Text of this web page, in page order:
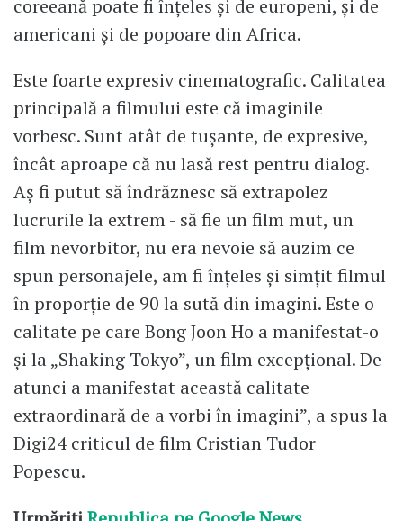
coreeană poate fi înțeles și de europeni, și de
americani și de popoare din Africa.
Este foarte expresiv cinematografic. Calitatea
principală a filmului este că imaginile
vorbesc. Sunt atât de tușante, de expresive,
încât aproape că nu lasă rest pentru dialog.
Aș fi putut să îndrăznesc să extrapolez
lucrurile la extrem - să fie un film mut, un
film nevorbitor, nu era nevoie să auzim ce
spun personajele, am fi înțeles și simțit filmul
în proporție de 90 la sută din imagini. Este o
calitate pe care Bong Joon Ho a manifestat-o
și la „Shaking Tokyo”, un film excepțional. De
atunci a manifestat această calitate
extraordinară de a vorbi în imagini”, a spus la
Digi24 criticul de film Cristian Tudor
Popescu.